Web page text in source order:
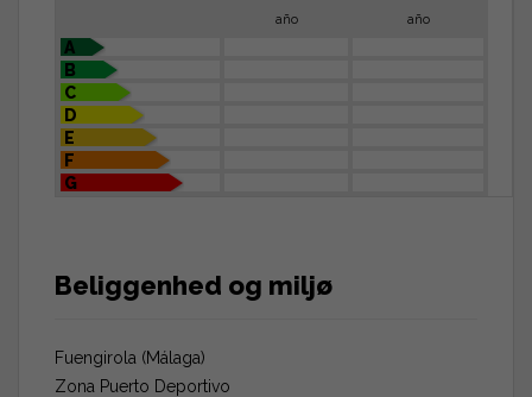
año año
A
B
C
D
E
F
G
Beliggenhed og miljø
Fuengirola (Málaga)
Zona Puerto Deportivo